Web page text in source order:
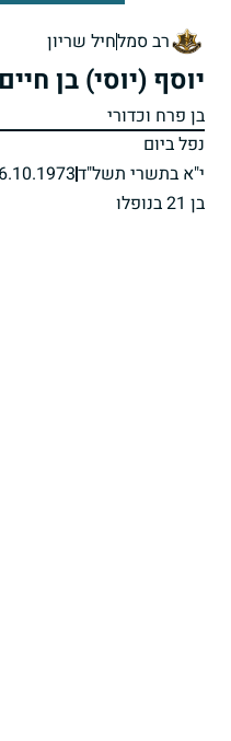
רב סמלחיל שריון
יוסף (יוסי) בן חיים
בן פרח וכדורי
נפל ביום
י"א בתשרי תשל"ד6.10.1973
בן 21 בנופלו